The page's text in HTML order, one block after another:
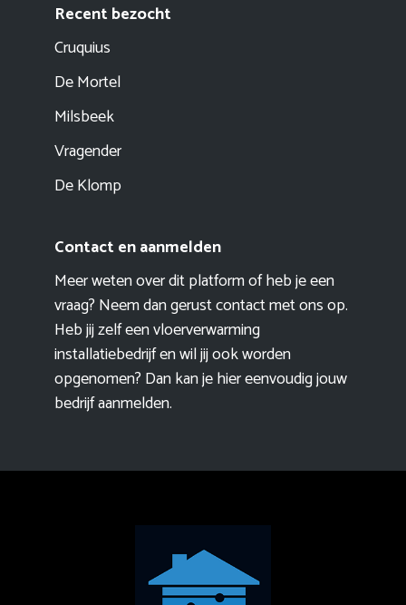
Recent bezocht
Cruquius
De Mortel
Milsbeek
Vragender
De Klomp
Contact en aanmelden
Meer weten over dit platform of heb je een
vraag? Neem dan gerust contact met ons op.
Heb jij zelf een vloerverwarming
installatiebedrijf en wil jij ook worden
opgenomen? Dan kan je hier eenvoudigjouw
bedrijf aanmelden.